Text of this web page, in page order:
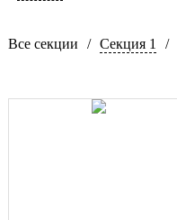
Все секции / Секция 1 /